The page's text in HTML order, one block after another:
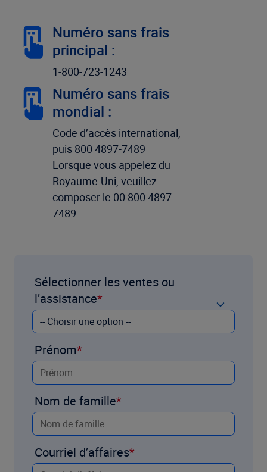
Numéro sans frais
principal :
1-800-723-1243
Numéro sans frais
mondial :
Code d’accès international,
puis 800 4897-7489
Lorsque vous appelez du
Royaume-Uni, veuillez
composer le 00 800 4897-
7489
Sélectionner les ventes ou
l’assistance
Prénom
Nom de famille
Courriel d’affaires